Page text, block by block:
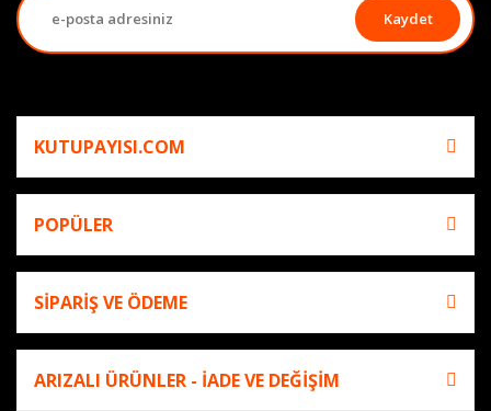
Kaydet
KUTUPAYISI.COM
POPÜLER
SİPARİŞ VE ÖDEME
ARIZALI ÜRÜNLER - İADE VE DEĞİŞİM